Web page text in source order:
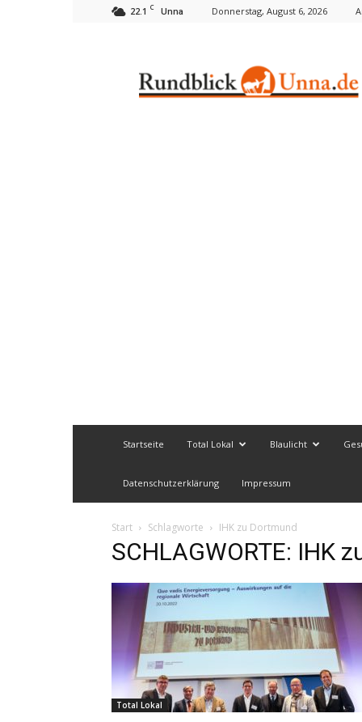
22.1 C Unna Donnerstag, August 6, 2026
Startseite Total Lokal Blaulicht
Datenschutzerklärung Impressum
Start Schlagworte IHK zu Dortmund
SCHLAGWORTE: IHK
Total Lokal